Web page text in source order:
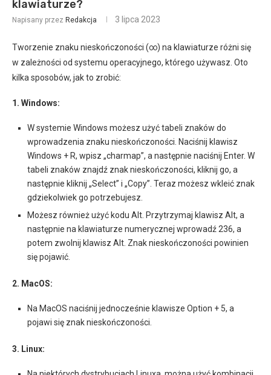
klawiaturze?
Napisany przez Redakcja 3 lipca 2023
Tworzenie znaku nieskończoności (∞) na klawiaturze różni się
w zależności od systemu operacyjnego, którego używasz. Oto
kilka sposobów, jak to zrobić:
1. Windows:
W systemie Windows możesz użyć tabeli znaków do
wprowadzenia znaku nieskończoności. Naciśnij klawisz
Windows + R, wpisz „charmap”, a następnie naciśnij Enter. W
tabeli znaków znajdź znak nieskończoności, kliknij go, a
następnie kliknij „Select” i „Copy”. Teraz możesz wkleić znak
gdziekolwiek go potrzebujesz.
Możesz również użyć kodu Alt. Przytrzymaj klawisz Alt, a
następnie na klawiaturze numerycznej wprowadź 236, a
potem zwolnij klawisz Alt. Znak nieskończoności powinien
się pojawić.
2. MacOS:
Na MacOS naciśnij jednocześnie klawisze Option + 5, a
pojawi się znak nieskończoności.
3. Linux: